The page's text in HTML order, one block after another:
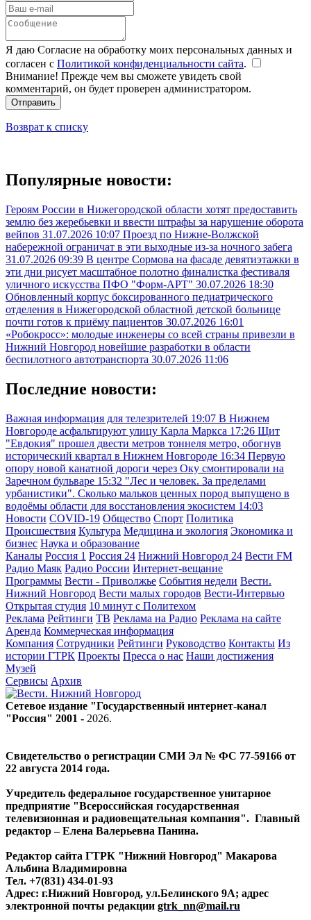
Я даю Согласие на обработку моих персональных данных и
согласен с Политикой конфиденциальности сайта.
Внимание! Прежде чем вы сможете увидеть свой
комментарий, он будет проверен администратором.
Отправить
Возврат к списку
Популярные новости:
Героям России в Нижегородской области хотят предоставить
землю без жеребьевки и ввести штрафы за нарушение оборота
вейпов 31.07.2026 10:07 Проезд по Нижне-Волжской
набережной ограничат в эти выходные из-за ночного забега
31.07.2026 09:39 В центре Сормова на фасаде девятиэтажки в
эти дни рисует масштабное полотно финалистка фестиваля
уличного искусства ПФО "Форм-АРТ" 30.07.2026 18:30
Обновленный корпус боксированного педиатрического
отделения в Нижегородской областной детской больнице
почти готов к приёму пациентов 30.07.2026 16:01
«Робокросс»: молодые инженеры со всей страны привезли в
Нижний Новгород новейшие разработки в области
беспилотного автотранспорта 30.07.2026 11:06
Последние новости:
Важная информация для телезрителей 19:07 В Нижнем
Новгороде асфальтируют улицу Карла Маркса 17:26 Щит
"Евдокия" прошел двести метров тоннеля метро, обогнув
исторический квартал в Нижнем Новгороде 16:34 Первую
опору новой канатной дороги через Оку смонтировали на
Заречном бульваре 15:32 "Лес и человек. За пределами
урбанистики". Сколько мальков ценных пород выпущено в
водоёмы области для восстановления экосистем 14:03
Новости COVID-19 Общество Спорт Политика
Происшествия Культура Медицина и экология Экономика и
бизнес Наука и образование
Каналы Россия 1 Россия 24 Нижний Новгород 24 Вести FM
Радио Маяк Радио России Интернет-вещание
Программы Вести - Приволжье События недели Вести.
Нижний Новгород Вести малых городов Вести-Интервью
Открытая студия 10 минут с Политехом
Реклама Рейтинги ТВ Реклама на Радио Реклама на сайте
Аренда Коммерческая информация
Компания Сотрудники Рейтинги Руководство Контакты Из
истории ГТРК Проекты Пресса о нас Наши достижения
Музей
Сервисы Архив
Сетевое издание "Государственный интернет-канал
"Россия" 2001 - 2026.
Свидетельство о регистрации СМИ Эл № ФС 77-59166 от
22 августа 2014 года.
Учредитель федеральное государственное унитарное
предприятие "Всероссийская государственная
телевизионная и радиовещательная компания". Главный
редактор – Елена Валерьевна Панина.
Редактор сайта ГТРК "Нижний Новгород" Макарова
Альбина Владимировна
Тел. +7(831) 434-01-93
Адрес: г.Нижний Новгород, ул.Белинского 9А; адрес
электронной почты редакции gtrk_nn@mail.ru